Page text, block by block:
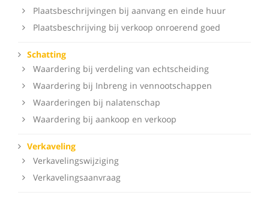
Plaatsbeschrijvingen bij aanvang en einde huur
Plaatsbeschrijving bij verkoop onroerend goed
Schatting
Waardering bij verdeling van echtscheiding
Waardering bij Inbreng in vennootschappen
Waarderingen bij nalatenschap
Waardering bij aankoop en verkoop
Verkaveling
Verkavelingswijziging
Verkavelingsaanvraag